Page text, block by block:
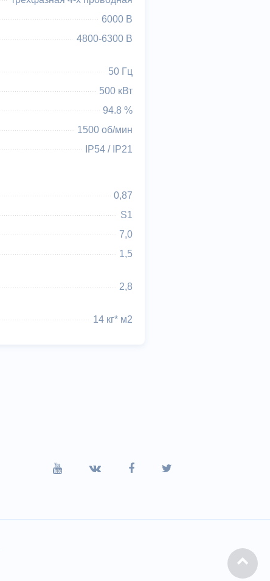
6000 В
4800-6300 В
50 Гц
500 кВт
94.8 %
1500 об/мин
IP54 / IP21
0,87
S1
7,0
1,5
2,8
14 кг* м2